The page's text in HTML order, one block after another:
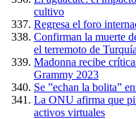
cultivo
Regresa el foro
Confirman la muerte
el terremoto de Turquía
Madonna recibe
Grammy 2023
Se ”echan la bolita”
La ONU afirma que
activos virtuales